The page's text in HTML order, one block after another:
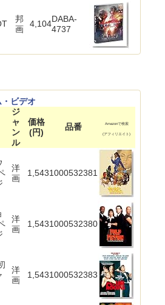
邦
画
4,104DABA-
4737
ビデオ
ジ
ャ
ン
ル
価格
(円)
品番 Amazonで検索
(アフィリエイト)
洋
画
1,5431000532381
洋
画
1,5431000532380
洋
画
1,5431000532383